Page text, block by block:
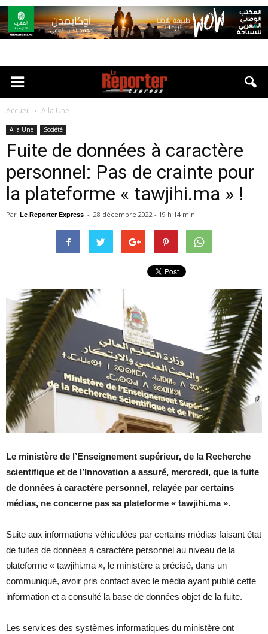
Accueil A la Une
A la Une Société
Fuite de données à caractère
personnel: Pas de crainte pour
la plateforme « tawjihi.ma » !
Par Le Reporter Express - 28 décembre 2022 - 19 h 14 min
Le ministère de l’Enseignement supérieur, de la Recherche
scientifique et de l’Innovation a assuré, mercredi, que la fuite
de données à caractère personnel, relayée par certains
médias, ne concerne pas sa plateforme « tawjihi.ma ».
Suite aux informations véhiculées par certains médias faisant état
de fuites de données à caractère personnel au niveau de la
plateforme « tawjihi.ma », le ministère a précisé, dans un
communiqué, avoir pris contact avec le média ayant publié cette
information et a consulté la base de données objet de la fuite.
Les services des systèmes informatiques du ministère ont